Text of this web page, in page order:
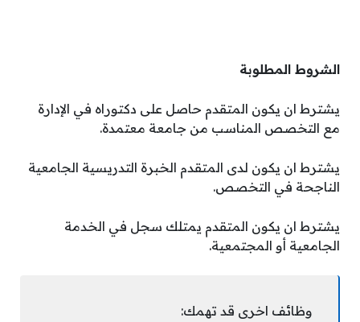
الشروط المطلوبة
يشترط ان يكون المتقدم حاصل على دكتوراه في الإدارة
مع التخصص المناسب من جامعة معتمدة.
يشترط ان يكون لدى المتقدم الخبرة التدريسية الجامعية
الناجحة في التخصص.
يشترط ان يكون المتقدم يمتلك سجل في الخدمة
الجامعية أو المجتمعية.
وظائف اخرى قد تهمك: